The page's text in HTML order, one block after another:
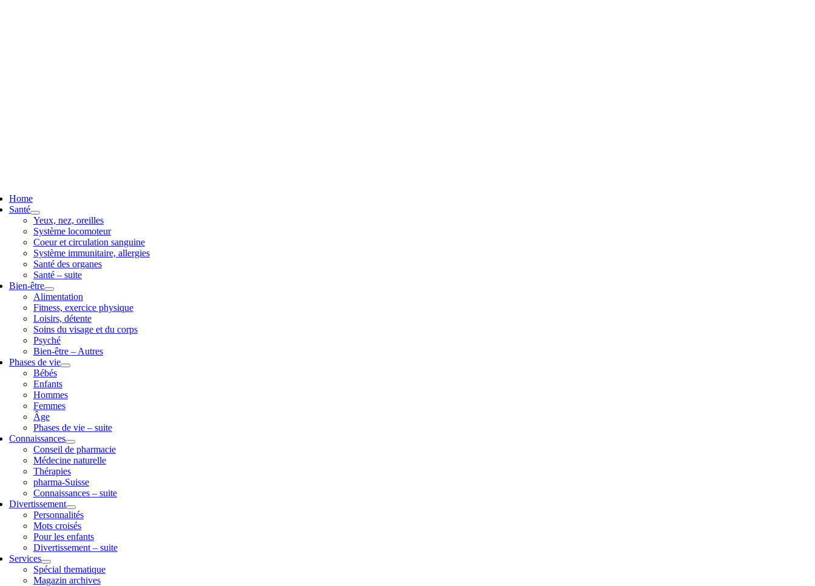
Home
Santé
Yeux, nez, oreilles
Système locomoteur
Coeur et circulation sanguine
Système immunitaire, allergies
Santé des organes
Santé – suite
Bien-être
Alimentation
Fitness, exercice physique
Loisirs, détente
Soins du visage et du corps
Psyché
Bien-être – Autres
Phases de vie
Bébés
Enfants
Hommes
Femmes
Âge
Phases de vie – suite
Connaissances
Conseil de pharmacie
Médecine naturelle
Thérapies
pharma-Suisse
Connaissances – suite
Divertissement
Personnalités
Mots croisés
Pour les enfants
Divertissement – suite
Services
Spécial thematique
Magazin archives